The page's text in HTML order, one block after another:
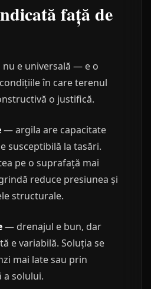
față de
e universală — e o
în care terenul
o justifică.
— argila are capacitate
susceptibilă la tasări.
pe o suprafață mai
reduce presiunea și
structurale.
— drenajul e bun, dar
e variabilă. Soluția se
mai late sau prin
a solului.